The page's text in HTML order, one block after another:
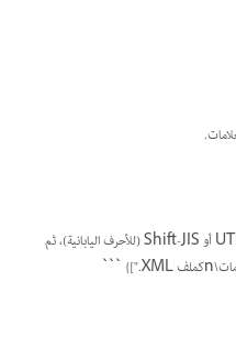
بالنسبة للترميز، حدد UTF-8 أو UTF-16 أو Shift-JIS (للأحرف اليابانية)، ثم